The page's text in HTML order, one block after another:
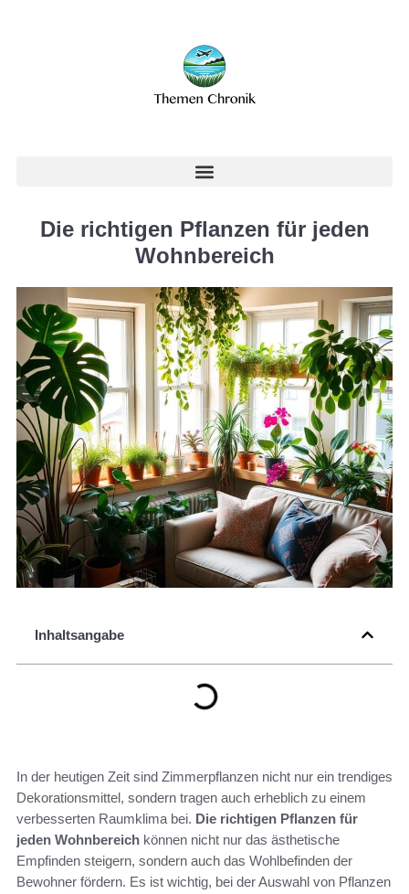
Die richtigen Pflanzen für jeden
Wohnbereich
Inhaltsangabe
In der heutigen Zeit sind Zimmerpflanzen nicht nur ein trendiges
Dekorationsmittel, sondern tragen auch erheblich zu einem
verbesserten Raumklima bei. Die richtigen Pflanzen für
jeden Wohnbereich können nicht nur das ästhetische
Empfinden steigern, sondern auch das Wohlbefinden der
Bewohner fördern. Es ist wichtig, bei der Auswahl von Pflanzen